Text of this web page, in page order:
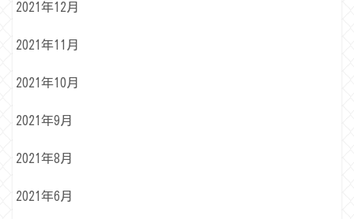
2021年12月
2021年11月
2021年10月
2021年9月
2021年8月
2021年6月